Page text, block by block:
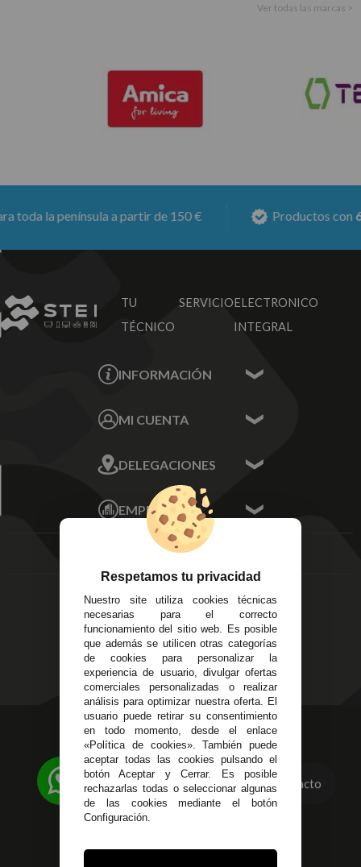
Ver todas las marcas >
la península a partir de 150 € Productos con6
TU SERVICIO
TÉCNICO
ELECTRONICO
INTEGRAL
INFORMACIÓN
Sobre nosotros
MI CUENTA
Mis Direcciones
Mis Pedidos
Mis favoritos
FAQ's
DELEGACIONES
Écija - Sevilla
Av. Plaza de Toros.
Local 3
Córdoba
14
Alzira - Valencia
C/ Esplugues, 135
EMPRESA
Aviso Legal
Devoluciones
Política de Privacidad
Pago Seguro
Terminos y
Condiciones Generales
Políticas de Cookies
623 23 31 98
Atendemos Whatsapp
955 44 45 43/955 44 45 44
info@steielectronica.com
Avenida Plaza de Toros,
Contacto
Respetamos tu privacidad
Nuestro site utiliza cookies técnicas
necesarias para el correcto
funcionamiento del sitio web. Es posible
que además se utilicen otras categorías
de cookies para personalizar la
experiencia de usuario, divulgar ofertas
comerciales personalizadas o realizar
análisis para optimizar nuestra oferta. El
usuario puede retirar su consentimiento
en todo momento, desde el enlace
«Política de cookies». También puede
aceptar todas las cookies pulsando el
botón Aceptar y Cerrar. Es posible
rechazarlas todas o seleccionar algunas
de las cookies mediante el botón
Configuración.